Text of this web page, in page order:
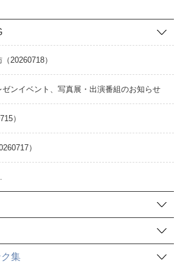
20260718）
ンイベント、写真展・出演番組のお知らせ
）
）
集